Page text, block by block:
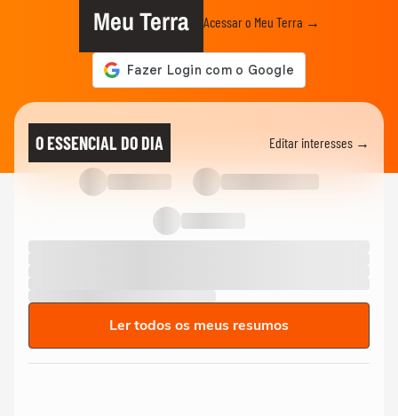
Meu Terra Acessar o Meu Terra →
O ESSENCIAL DO DIA Editar interesses →
Ler todos os meus resumos